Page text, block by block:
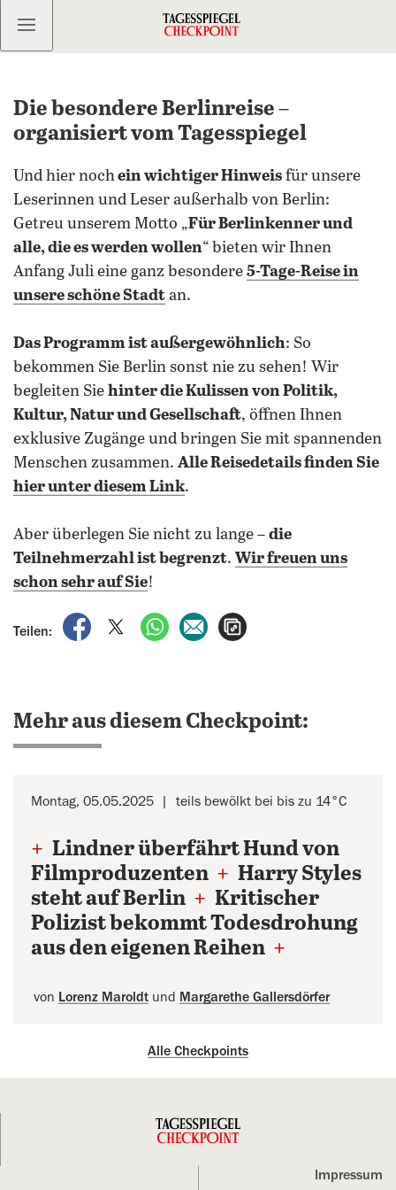
Kostenlos anmelden
Die besondere Berlinreise –
organisiert vom Tagesspiegel
Und hier nochein wichtiger Hinweis für unsere
Leserinnen und Leser außerhalb von Berlin:
Getreu unserem Motto „Für Berlinkenner und
alle, die es werden wollen“ bieten wir Ihnen
Anfang Juli eine ganz besondere 5-Tage-Reise in
unsere schöne Stadt an.
Das Programm ist außergewöhnlich: So
bekommen Sie Berlin sonst nie zu sehen! Wir
begleiten Sie hinter die Kulissen von Politik,
Kultur, Natur und Gesellschaft, öffnen Ihnen
exklusive Zugänge und bringen Sie mit spannenden
Menschen zusammen. Alle Reisedetails finden Sie
hier unter diesem Link.
Aber überlegen Sie nicht zu lange – die
Teilnehmerzahl ist begrenzt. Wir freuen uns
schon sehr auf Sie!
Teilen:
auf Facebook teilen
auf X teilenper WhatsApp teilen
per E-Mail teilen
Mehr aus diesem Checkpoint:
Montag, 05.05.2025 teils bewölkt bei bis zu 14°C
+ Lindner überfährt Hund von
Filmproduzenten + Harry Styles
steht auf Berlin + Kritischer
Polizist bekommt Todesdrohung
aus den eigenen Reihen +
von Lorenz Maroldt und Margarethe Gallersdörfer
Alle Checkpoints
Impressum